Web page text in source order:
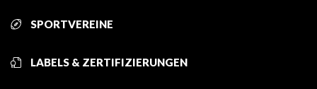
SPORTVEREINE
LABELS & ZERTIFIZIERUNGEN